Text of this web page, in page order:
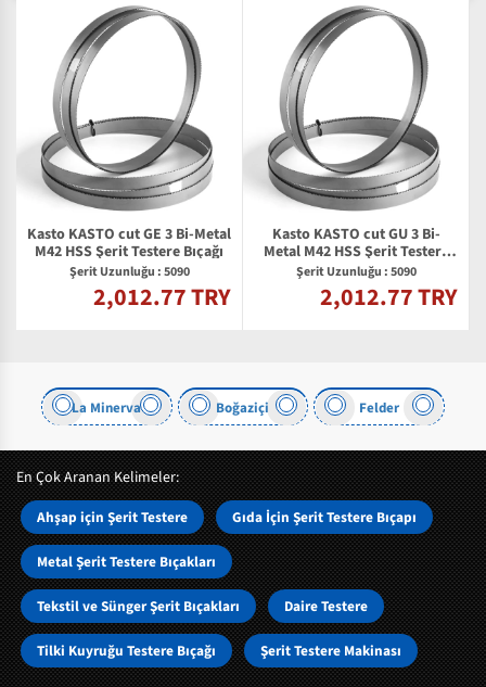
Kasto KASTO cut GE 3 Bi-Metal
M42 HSS Şerit Testere Bıçağı
Şerit Uzunluğu : 5090
2,012.77 TRY
Kasto KASTO cut GU 3 Bi-
Metal M42 HSS Şerit Testere
Bıçağı
Şerit Uzunluğu : 5090
2,012.77 TRY
La Minerva Boğaziçi Felder
En Çok Aranan Kelimeler:
Ahşap için Şerit Testere Gıda İçin Şerit Testere Bıçapı
Metal Şerit Testere Bıçakları
Tekstil ve Sünger Şerit Bıçakları Daire Testere
Tilki Kuyruğu Testere Bıçağı Şerit Testere Makinası